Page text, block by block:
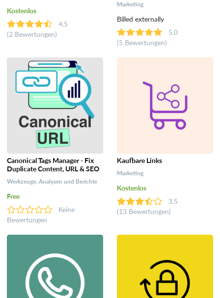
Kostenlos
4.5
(2 Bewertungen)
Marketing
Billed externally
5.0
(5 Bewertungen)
Canonical Tags Manager - Fix
Duplicate Content, URL & SEO
Werkzeuge, Analysen und Berichte
Free
Keine
Bewertungen
Kaufbare Links
Marketing
Kostenlos
3.5
(13 Bewertungen)